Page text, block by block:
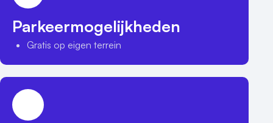
Parkeermogelijkheden
Gratis op eigen terrein